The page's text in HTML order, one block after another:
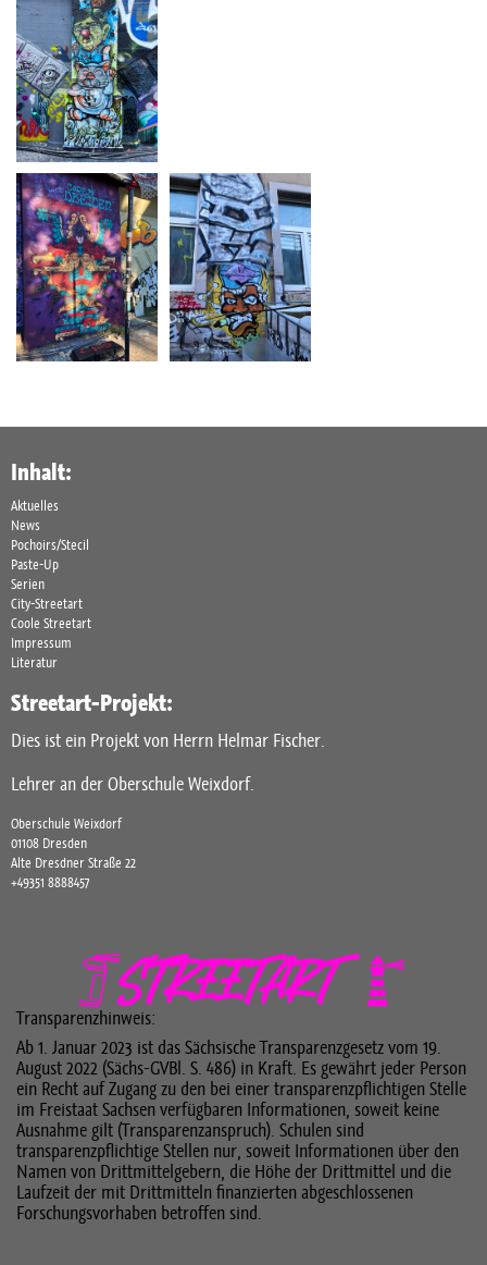
Inhalt:
Aktuelles
News
Pochoirs/Stecil
Paste-Up
Serien
City-Streetart
Coole Streetart
Impressum
Literatur
Streetart-Projekt:
Dies ist ein Projekt von Herrn Helmar Fischer.
Lehrer an der Oberschule Weixdorf.
Oberschule Weixdorf
01108 Dresden
Alte Dresdner Straße 22
+49351 8888457
Transparenzhinweis:
Ab 1. Januar 2023 ist das Sächsische Transparenzgesetz vom 19.
August 2022 (Sächs-GVBl. S. 486) in Kraft. Es gewährt jeder Person
ein Recht auf Zugang zu den bei einer transparenzpflichtigen Stelle
im Freistaat Sachsen verfügbaren Informationen, soweit keine
Ausnahme gilt (Transparenzanspruch). Schulen sind
transparenzpflichtige Stellen nur, soweit Informationen über den
Namen von Drittmittelgebern, die Höhe der Drittmittel und die
Laufzeit der mit Drittmitteln finanzierten abgeschlossenen
Forschungsvorhaben betroffen sind.